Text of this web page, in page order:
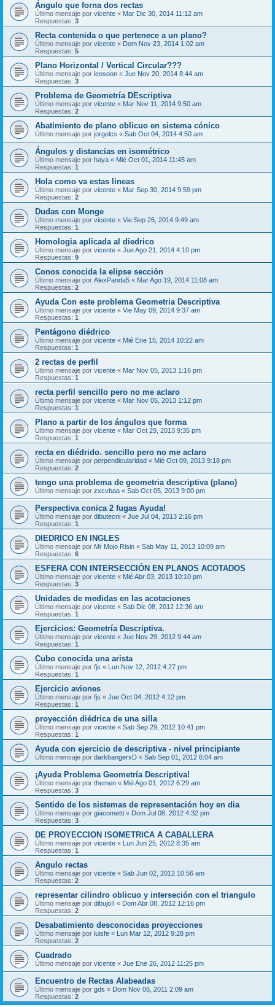
Ángulo que forna dos rectas
Último mensaje por vicente « Mar Dic 30, 2014 11:12 am
Respuestas: 3
Recta contenida o que pertenece a un plano?
Último mensaje por vicente « Dom Nov 23, 2014 1:02 am
Respuestas: 5
Plano Horizontal / Vertical Circular???
Último mensaje por leosoon « Jue Nov 20, 2014 8:44 am
Respuestas: 3
Problema de Geometría DEscriptiva
Último mensaje por vicente « Mar Nov 11, 2014 9:50 am
Respuestas: 2
Abatimiento de plano oblicuo en sistema cónico
Último mensaje por jorgelcs « Sab Oct 04, 2014 4:50 am
Ángulos y distancias en isométrico
Último mensaje por haya « Mié Oct 01, 2014 11:45 am
Respuestas: 1
Hola como va estas lineas
Último mensaje por vicente « Mar Sep 30, 2014 9:59 pm
Respuestas: 2
Dudas con Monge
Último mensaje por vicente « Vie Sep 26, 2014 9:49 am
Respuestas: 1
Homologia aplicada al diedrico
Último mensaje por vicente « Jue Ago 21, 2014 4:10 pm
Respuestas: 9
Conos conocida la elipse sección
Último mensaje por AlexPanda5 « Mar Ago 19, 2014 11:08 am
Respuestas: 2
Ayuda Con este problema Geometria Descriptiva
Último mensaje por vicente « Vie May 09, 2014 9:37 am
Respuestas: 1
Pentágono diédrico
Último mensaje por vicente « Mié Ene 15, 2014 10:22 am
Respuestas: 1
2 rectas de perfil
Último mensaje por vicente « Mar Nov 05, 2013 1:16 pm
Respuestas: 1
recta perfil sencillo pero no me aclaro
Último mensaje por vicente « Mar Nov 05, 2013 1:12 pm
Respuestas: 1
Plano a partir de los ángulos que forma
Último mensaje por vicente « Mar Oct 29, 2013 9:35 pm
Respuestas: 1
recta en diédrido. sencillo pero no me aclaro
Último mensaje por perpendicularidad « Mié Oct 09, 2013 9:18 pm
Respuestas: 2
tengo una problema de geometria descriptiva (plano)
Último mensaje por zxcvbaa « Sab Oct 05, 2013 9:00 pm
Perspectiva conica 2 fugas Ayuda!
Último mensaje por dibutecni « Jue Jul 04, 2013 2:16 pm
Respuestas: 1
DIEDRICO EN INGLES
Último mensaje por Mr Mojo Risin « Sab May 11, 2013 10:09 am
Respuestas: 6
ESFERA CON INTERSECCIÓN EN PLANOS ACOTADOS
Último mensaje por vicente « Mié Abr 03, 2013 10:10 pm
Respuestas: 3
Unidades de medidas en las acotaciones
Último mensaje por vicente « Sab Dic 08, 2012 12:36 am
Respuestas: 1
Ejercicios: Geometría Descriptiva.
Último mensaje por vicente « Jue Nov 29, 2012 9:44 am
Respuestas: 1
Cubo conocida una arista
Último mensaje por fjs « Lun Nov 12, 2012 4:27 pm
Respuestas: 1
Ejercicio aviones
Último mensaje por fjs « Jue Oct 04, 2012 4:12 pm
Respuestas: 1
proyección diédrica de una silla
Último mensaje por vicente « Sab Sep 29, 2012 10:41 pm
Respuestas: 1
Ayuda con ejercicio de descriptiva - nivel principiante
Último mensaje por darkbangerxD « Sab Sep 01, 2012 6:04 am
¡Ayuda Problema Geometría Descriptiva!
Último mensaje por themen « Mié Ago 01, 2012 6:29 am
Respuestas: 3
Sentido de los sistemas de representación hoy en dia
Último mensaje por giacometti « Dom Jul 08, 2012 4:32 pm
Respuestas: 3
DE PROYECCION ISOMETRICA A CABALLERA
Último mensaje por vicente « Lun Jun 25, 2012 8:35 am
Respuestas: 1
Angulo rectas
Último mensaje por vicente « Sab Jun 02, 2012 10:56 am
Respuestas: 2
representar cilindro oblicuo y interseción con el triangulo
Último mensaje por dibujoII « Dom Abr 08, 2012 12:16 pm
Respuestas: 2
Desabatimiento desconocidas proyecciones
Último mensaje por luisfe « Lun Mar 12, 2012 9:28 pm
Respuestas: 2
Cuadrado
Último mensaje por vicente « Jue Ene 26, 2012 11:25 pm
Encuentro de Rectas Alabeadas
Último mensaje por gds « Dom Nov 06, 2011 2:09 am
Respuestas: 2